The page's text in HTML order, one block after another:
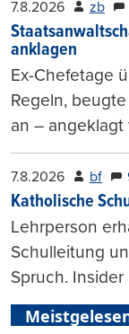
7.8.2026 zb
anklagen
Ex-Chefetage
Regeln,
an – angeklagt
7.8.2026 bf
Katholische
Lehrperson
Schulleitung
Spruch.